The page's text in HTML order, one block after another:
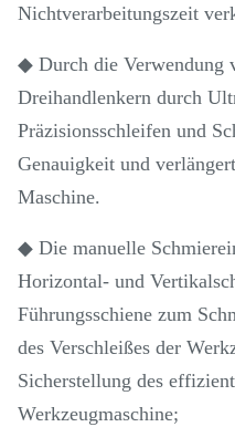
Nichtverarbeitungszeit
◆ Durch die Verwendung
Dreihandlenkern durch
Präzisionsschleifen und
Genauigkeit und
Maschine.
◆ Die manuelle
Horizontal- und
Führungsschiene zum
des Verschleißes der
Sicherstellung des
Werkzeugmaschine;